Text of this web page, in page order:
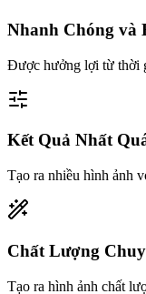
Nhanh Chóng và
Được hưởng lợi từ thời
Kết Quả Nhất
Tạo ra nhiều hình ảnh
Chất Lượng
Tạo ra hình ảnh chất